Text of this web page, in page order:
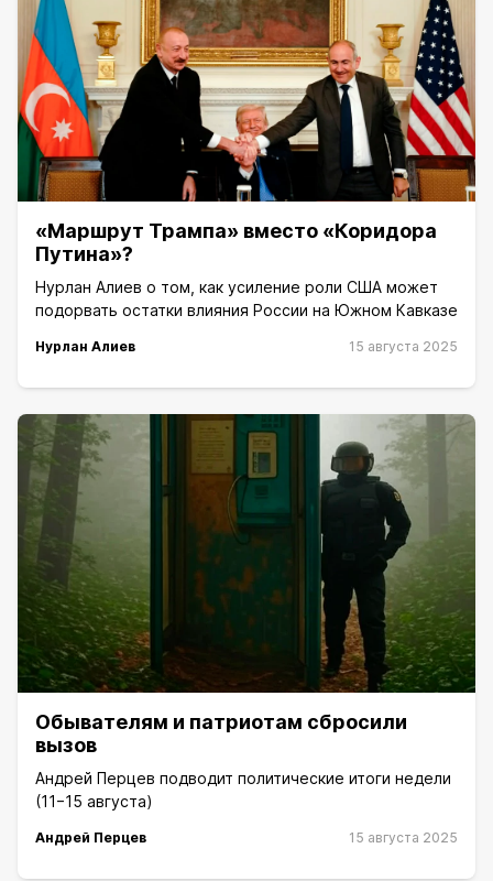
«Маршрут Трампа» вместо «Коридора
Путина»?
Нурлан Алиев о том, как усиление роли США может
подорвать остатки влияния России на Южном Кавказе
Нурлан Алиев 15 августа 2025
Обывателям и патриотам сбросили
вызов
Андрей Перцев подводит политические итоги недели
(11−15 августа)
Андрей Перцев 15 августа 2025